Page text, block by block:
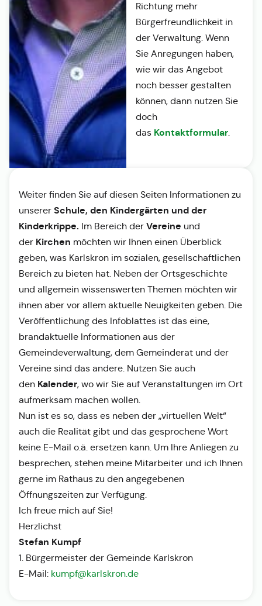
Richtung mehr
Bürgerfreundlichkeit in
der Verwaltung. Wenn
Sie Anregungen haben,
wie wir das Angebot
noch besser gestalten
können, dann nutzen Sie
doch
das Kontaktformular.
Weiter finden Sie auf diesen Seiten Informationen zu
unserer Schule, den Kindergärten und der
Kinderkrippe. Im Bereich der Vereine und
der Kirchen möchten wir Ihnen einen Überblick
geben, was Karlskron im sozialen, gesellschaftlichen
Bereich zu bieten hat. Neben der Ortsgeschichte
und allgemein wissenswerten Themen möchten wir
ihnen aber vor allem aktuelle Neuigkeiten geben. Die
Veröffentlichung des Infoblattes ist das eine,
brandaktuelle Informationen aus der
Gemeindeverwaltung, dem Gemeinderat und der
Vereine sind das andere. Nutzen Sie auch
den Kalender, wo wir Sie auf Veranstaltungen im Ort
aufmerksam machen wollen.
Nun ist es so, dass es neben der „virtuellen Welt“
auch die Realität gibt und das gesprochene Wort
keine E-Mail o.ä. ersetzen kann. Um Ihre Anliegen zu
besprechen, stehen meine Mitarbeiter und ich Ihnen
gerne im Rathaus zu den angegebenen
Öffnungszeiten zur Verfügung.
Ich freue mich auf Sie!
Herzlichst
Stefan Kumpf
1. Bürgermeister der Gemeinde Karlskron
E-Mail: kumpf@karlskron.de